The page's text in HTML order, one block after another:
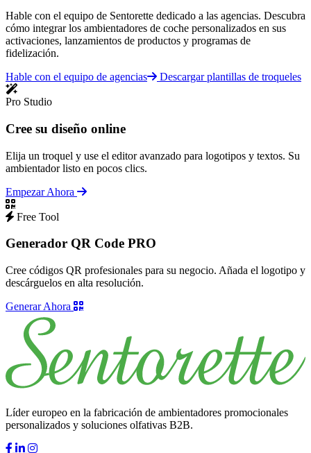
Hable con el equipo de Sentorette dedicado a las agencias. Descubra
cómo integrar los ambientadores de coche personalizados en sus
activaciones, lanzamientos de productos y programas de
fidelización.
Hable con el equipo de agencias
Descargar plantillas de troqueles
Pro Studio
Cree su diseño online
Elija un troquel y use el editor avanzado para logotipos y textos. Su
ambientador listo en pocos clics.
Empezar Ahora
Free Tool
Generador QR Code PRO
Cree códigos QR profesionales para su negocio. Añada el logotipo y
descárguelos en alta resolución.
Generar Ahora
Líder europeo en la fabricación de ambientadores promocionales
personalizados y soluciones olfativas B2B.